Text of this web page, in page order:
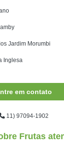
Jardim Morumbi
Inglesa
em contato
11) 97094-1902
Frutas